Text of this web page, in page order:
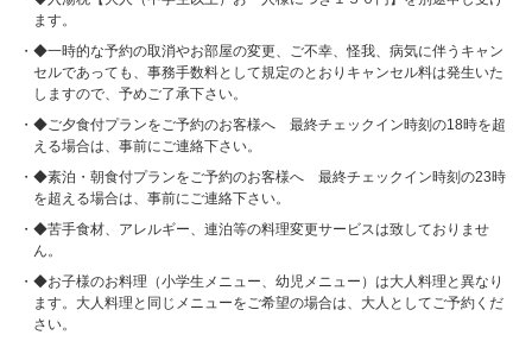
ます。
◆一時的な予約の取消やお部屋の変更、ご不幸、怪我、病気に伴うキャン
セルであっても、事務手数料として規定のとおりキャンセル料は発生いた
しますので、予めご了承下さい。
◆ご夕食付プランをご予約のお客様へ 最終チェックイン時刻の18時を超
える場合は、事前にご連絡下さい。
◆素泊・朝食付プランをご予約のお客様へ 最終チェックイン時刻の23時
を超える場合は、事前にご連絡下さい。
◆苦手食材、アレルギー、連泊等の料理変更サービスは致しておりませ
ん。
◆お子様のお料理（小学生メニュー、幼児メニュー）は大人料理と異なり
ます。大人料理と同じメニューをご希望の場合は、大人としてご予約くだ
さい。